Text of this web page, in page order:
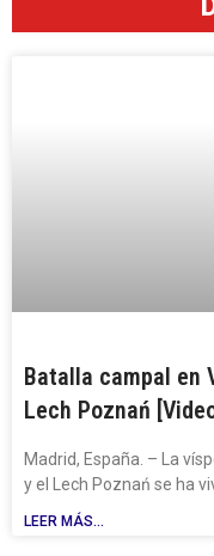
Batalla campal en
Lech Poznań
Madrid, España. – La
y el Lech Poznań se ha
LEER MÁS...